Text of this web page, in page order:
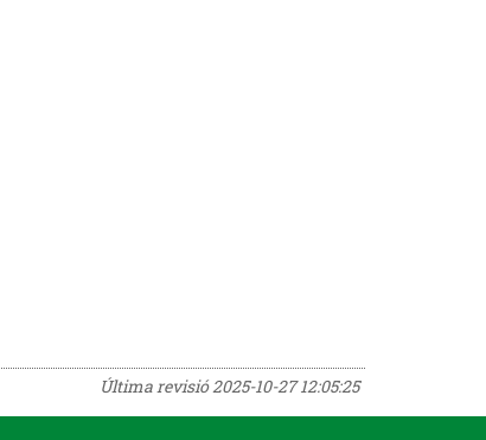
Última revisió2025-10-27 12:05:25